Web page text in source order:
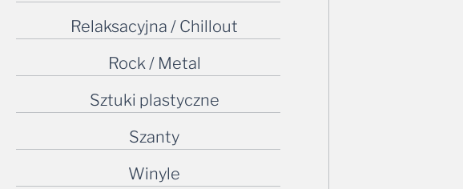
Relaksacyjna / Chillout
Rock / Metal
Sztuki plastyczne
Szanty
Winyle